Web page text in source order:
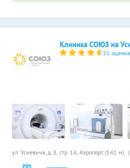
Клиника СОЮЗ на
21 оценка
ул. Усиевича, д. 8, стр. 1А, Аэропорт (541 м)